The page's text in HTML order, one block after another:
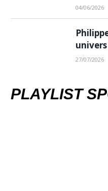
04/06/2026
27/07/2026
PLAYLIST